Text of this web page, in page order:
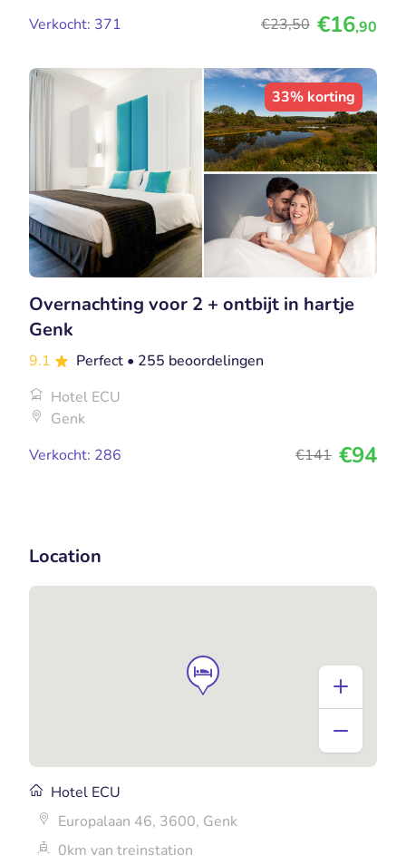
Verkocht: 371
€23,50 €16,90
33% korting
Overnachting voor 2 + ontbijt in hartje
Genk
9.1 Perfect • 255 beoordelingen
Hotel ECU
Genk
Verkocht: 286
€141 €94
Location
Hotel ECU
Europalaan 46, 3600, Genk
0km van treinstation